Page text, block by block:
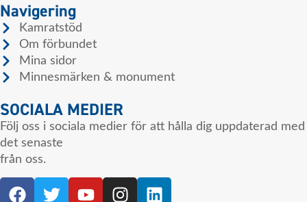
Navigering
Kamratstöd
Om förbundet
Mina sidor
Minnesmärken & monument
SOCIALA MEDIER
Följ oss i sociala medier för att hålla dig uppdaterad med
det senaste
från oss.